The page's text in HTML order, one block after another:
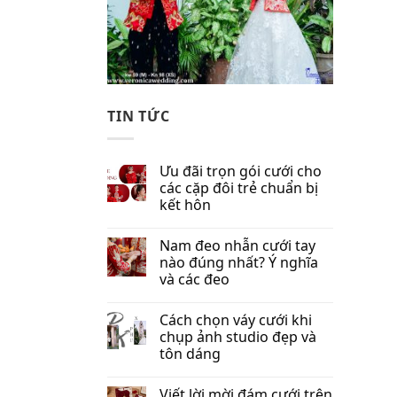
TIN TỨC
Ưu đãi trọn gói cưới cho
các cặp đôi trẻ chuẩn bị
kết hôn
Nam đeo nhẫn cưới tay
nào đúng nhất​? Ý nghĩa
và các đeo
Cách chọn váy cưới khi
chụp ảnh studio đẹp và
tôn dáng